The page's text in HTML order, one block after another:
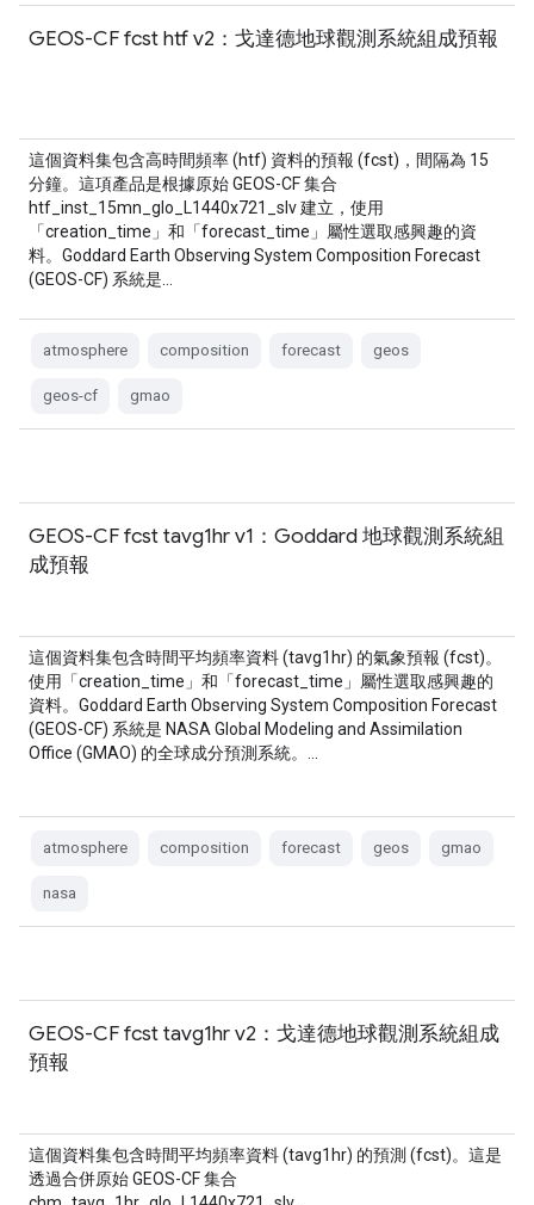
GEOS-CF fcst htf v2：戈達德地球觀測系統組成預報
這個資料集包含高時間頻率 (htf) 資料的預報 (fcst)，間隔為 15
分鐘。這項產品是根據原始 GEOS-CF 集合
htf_inst_15mn_glo_L1440x721_slv 建立，使用
「creation_time」和「forecast_time」屬性選取感興趣的資
料。Goddard Earth Observing System Composition Forecast
(GEOS-CF) 系統是…
atmosphere composition forecast geos
geos-cf gmao
GEOS-CF fcst tavg1hr v1：Goddard 地球觀測系統組
成預報
這個資料集包含時間平均頻率資料 (tavg1hr) 的氣象預報 (fcst)。
使用「creation_time」和「forecast_time」屬性選取感興趣的
資料。Goddard Earth Observing System Composition Forecast
(GEOS-CF) 系統是 NASA Global Modeling and Assimilation
Office (GMAO) 的全球成分預測系統。…
atmosphere composition forecast geos gmao
nasa
GEOS-CF fcst tavg1hr v2：戈達德地球觀測系統組成
預報
這個資料集包含時間平均頻率資料 (tavg1hr) 的預測 (fcst)。這是
透過合併原始 GEOS-CF 集合